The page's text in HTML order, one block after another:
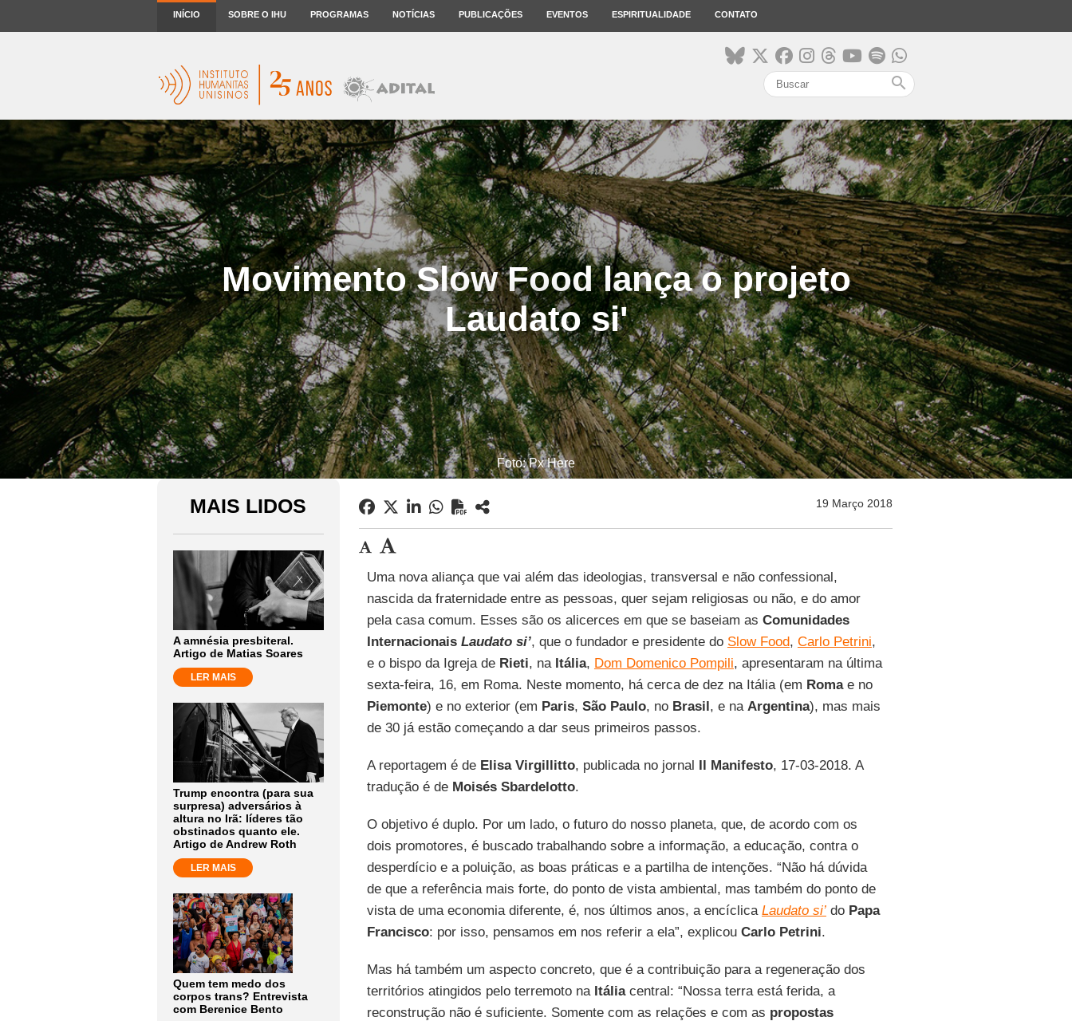
INÍCIO SOBRE O IHU PROGRAMAS NOTÍCIAS PUBLICAÇÕES EVENTOS ESPIRITUALIDADE CONTATO
search
Movimento Slow Food lança o projeto
Laudato si'
Foto: Px Here
MAIS LIDOS
A amnésia presbiteral.
Artigo de Matias Soares
LER MAIS
Trump encontra (para sua
surpresa) adversários à
altura no Irã: líderes tão
obstinados quanto ele.
Artigo de Andrew Roth
LER MAIS
Quem tem medo dos
corpos trans? Entrevista
com Berenice Bento
19 Março 2018
Uma nova aliança que vai além das ideologias, transversal e não confessional,
nascida da fraternidade entre as pessoas, quer sejam religiosas ou não, e do amor
pela casa comum. Esses são os alicerces em que se baseiam as Comunidades
Internacionais Laudato si’, que o fundador e presidente do Slow Food, Carlo Petrini,
e o bispo da Igreja de Rieti, na Itália, Dom Domenico Pompili, apresentaram na última
sexta-feira, 16, em Roma. Neste momento, há cerca de dez na Itália (em Romae no
Piemonte) e no exterior (em Paris, São Paulo, no Brasil, e na Argentina), mas mais
de 30 já estão começando a dar seus primeiros passos.
A reportagem é de Elisa Virgillitto, publicada no jornal Il Manifesto, 17-03-2018. A
tradução é de Moisés Sbardelotto.
O objetivo é duplo. Por um lado, o futuro do nosso planeta, que, de acordo com os
dois promotores, é buscado trabalhando sobre a informação, a educação, contra o
desperdício e a poluição, as boas práticas e a partilha de intenções. “Não há dúvida
de que a referência mais forte, do ponto de vista ambiental, mas também do ponto de
vista de uma economia diferente, é, nos últimos anos, a encíclica Laudato si’do Papa
Francisco: por isso, pensamos em nos referir a ela”, explicou Carlo Petrini.
Mas há também um aspecto concreto, que é a contribuição para a regeneração dos
territórios atingidos pelo terremoto na Itáliacentral: “Nossa terra está ferida, a
reconstrução não é suficiente. Somente com as relações e com as propostas